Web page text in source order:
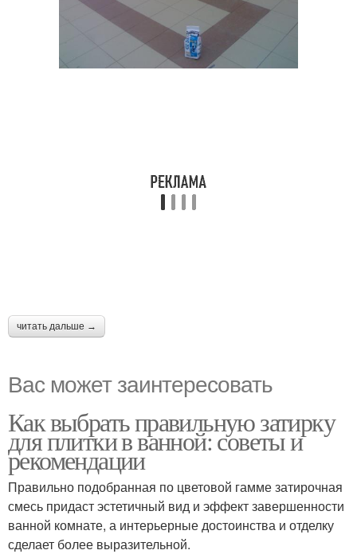
читать дальше →
Вас может заинтересовать
Как выбрать правильную затирку
для плитки в ванной: советы и
рекомендации
Правильно подобранная по цветовой гамме затирочная
смесь придаст эстетичный вид и эффект завершенности
ванной комнате, а интерьерные достоинства и отделку
сделает более выразительной.